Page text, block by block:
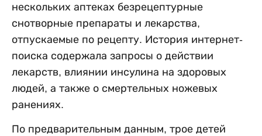
нескольких аптеках безрецептурные
снотворные препараты и лекарства,
отпускаемые по рецепту. История интернет-
поиска содержала запросы о действии
лекарств, влиянии инсулина на здоровых
людей, а также о смертельных ножевых
ранениях.
По предварительным данным, трое детей